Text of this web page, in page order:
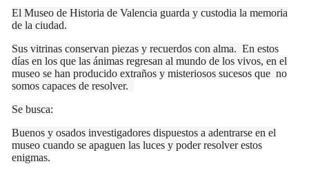
El Museo de Historia de Valencia guarda y custodia la memoria
de la ciudad.
Sus vitrinas conservan piezas y recuerdos con alma. En estos
días en los que las ánimas regresan al mundo de los vivos, en el
museo se han producido extraños y misteriosos sucesos que no
somos capaces de resolver.
Se busca:
Buenos y osados investigadores dispuestos a adentrarse en el
museo cuando se apaguen las luces y poder resolver estos
enigmas.